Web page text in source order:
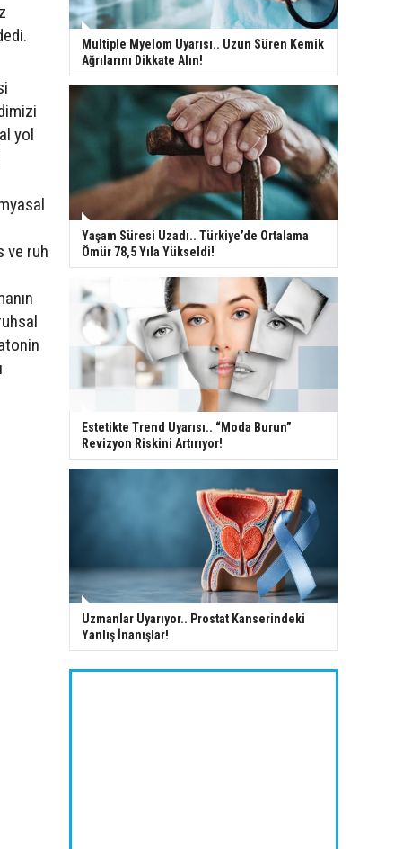
yol
ve ruh
Multiple Myelom Uyarısı.. Uzun Süren Kemik
Ağrılarını Dikkate Alın!
Yaşam Süresi Uzadı.. Türkiye’de Ortalama
Ömür 78,5 Yıla Yükseldi!
Estetikte Trend Uyarısı.. “Moda Burun”
Revizyon Riskini Artırıyor!
Uzmanlar Uyarıyor.. Prostat Kanserindeki
Yanlış İnanışlar!